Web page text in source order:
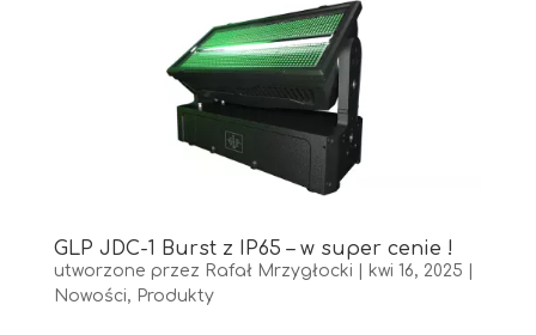
GLP JDC-1 Burst z IP65 – w super cenie !
utworzone przez Rafał Mrzygłocki kwi 16, 2025
Nowości, Produkty